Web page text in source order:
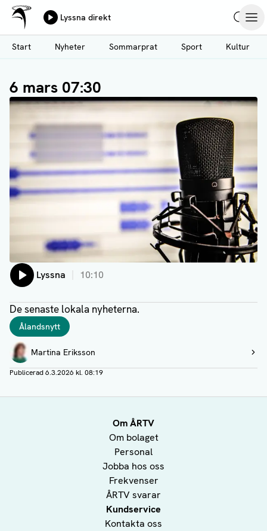
Hoppa
till
huvudinnehåll
Ålands Radio & TV
Lyssna direkt
Start
Nyheter Sommarprat Sport Kultur
6 mars 07:30
Lyssna 10:10
De senaste lokala nyheterna.
Taggar
Ålandsnytt
Författare
Martina Eriksson
Visa profil
Publicerad6.3.2026 kl. 08:19
Om ÅRTV
Om bolaget
Personal
Jobba hos oss
Frekvenser
ÅRTV svarar
Kundservice
Kontakta oss